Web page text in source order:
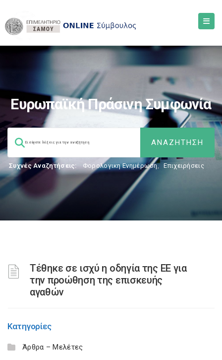
Ευρωπαϊκή Πράσινη Συμφωνία
Συχνές Αναζητήσεις: Φορολογικη Ενημέρωση, Επιχειρήσεις
Τέθηκε σε ισχύ η οδηγία της ΕΕ για
την προώθηση της επισκευής
αγαθών
Κατηγορίες
Άρθρα – Μελέτες